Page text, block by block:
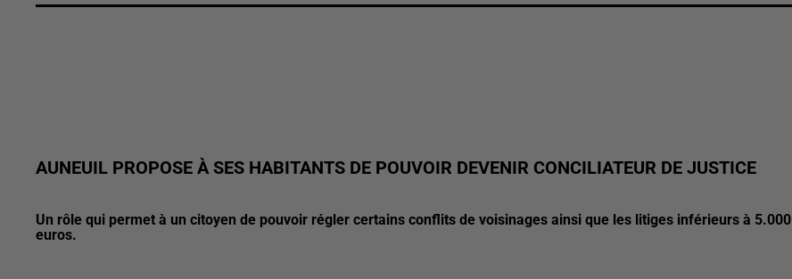
AUNEUIL PROPOSE À SES HABITANTS DE POUVOIR DEVENIR CONCILIATEUR DE JUSTICE
Un rôle qui permet à un citoyen de pouvoir régler certains conflits de voisinages ainsi que les litiges inférieurs à 5.000
euros.